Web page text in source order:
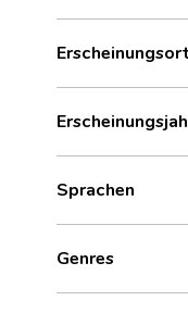
Erscheinungsort
Sprachen
Genres